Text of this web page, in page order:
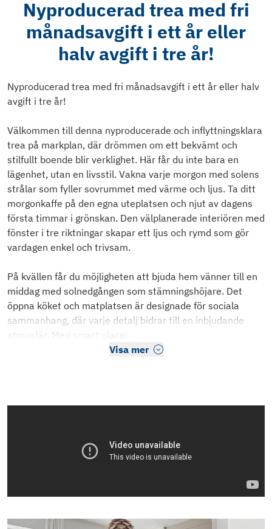
Nyproducerad trea med fri
månadsavgift i ett år eller
halv avgift i tre år!
Nyproducerad trea med fri månadsavgift i ett år eller halv
avgift i tre år!
Välkommen till denna nyproducerade och inflyttningsklara
trea på markplan, där drömmen om ett bekvämt och
stilfullt boende blir verklighet. Här får du inte bara en
lägenhet, utan en livsstil. Vakna varje morgon med solens
strålar som fyller sovrummet med värme och ljus. Ta ditt
morgonkaffe på den egna uteplatsen och njut av dagens
första timmar i grönskan. Den välplanerade interiören med
fönster i tre riktningar skapar ett ljus och rymd som gör
vardagen enkel och trivsam.
På kvällen får du möjligheten att bjuda hem vänner till en
middag med solnedgången som stämningshöjare. Det
öppna köket och matplatsen är designade för sociala
sammanhang, där varje detalj bidrar till en inbjudande
atmosfär. Med smart placer
Visa mer